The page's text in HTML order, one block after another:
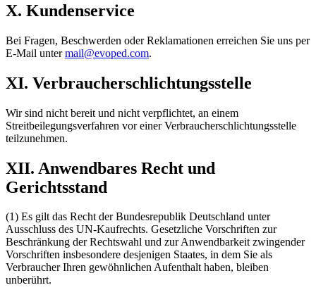
X. Kundenservice
Bei Fragen, Beschwerden oder Reklamationen erreichen Sie uns per
E-Mail untermail@evoped.com.
XI. Verbraucherschlichtungsstelle
Wir sind nicht bereit und nicht verpflichtet, an einem
Streitbeilegungsverfahren vor einer Verbraucherschlichtungsstelle
teilzunehmen.
XII. Anwendbares Recht und
Gerichtsstand
(1) Es gilt das Recht der Bundesrepublik Deutschland unter
Ausschluss des UN-Kaufrechts. Gesetzliche Vorschriften zur
Beschränkung der Rechtswahl und zur Anwendbarkeit zwingender
Vorschriften insbesondere desjenigen Staates, in dem Sie als
Verbraucher Ihren gewöhnlichen Aufenthalt haben, bleiben
unberührt.